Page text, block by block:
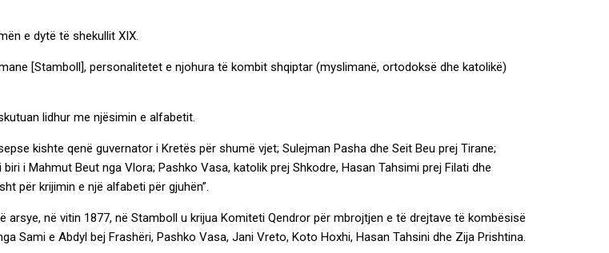
e dytë të shekullit XIX.
[Stamboll], personalitetet e njohura të kombit shqiptar (myslimanë, ortodoksë dhe katolikë)
lidhur me njësimin e alfabetit.
kishte qenë guvernator i Kretës për shumë vjet; Sulejman Pasha dhe Seit Beu prej Tirane;
i Mahmut Beut nga Vlora; Pashko Vasa, katolik prej Shkodre, Hasan Tahsimi prej Filati dhe
për krijimin e një alfabeti për gjuhën”.
në vitin 1877, në Stamboll u krijua Komiteti Qendror për mbrojtjen e të drejtave të kombësisë
Sami e Abdyl bej Frashëri, Pashko Vasa, Jani Vreto, Koto Hoxhi, Hasan Tahsini dhe Zija Prishtina.